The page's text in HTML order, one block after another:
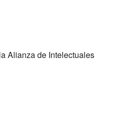
Alianza de Intelectuales